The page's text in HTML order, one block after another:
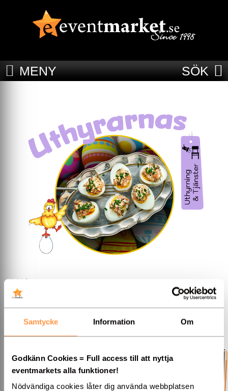
Samtycke Information Om
Godkänn Cookies = Full access till att nyttja
eventmarkets alla funktioner!
Nödvändiga cookies låter dig använda webbplatsen
MENY SÖK
Uthyrarnas
Ägghalvor med Lax & kapris &
citron
Behöver du hyra inbord & stolartill festen?Partytälteller
cateringleverantörer.
Nu så här till påsk så bjuder Uthyrarna - alltså
uthyrningsföretagen på ett enkelt och gott recept på: